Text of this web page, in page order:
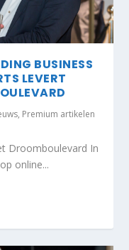
BUSINESS
LEVERT
, Premium artikelen
Droomboulevard In
online...